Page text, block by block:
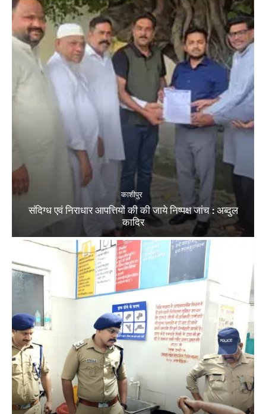
काशीपुर
संदिग्ध एवं निराधार आपत्तियों की की जाये निष्पक्ष जांच : अब्दुल
कादिर